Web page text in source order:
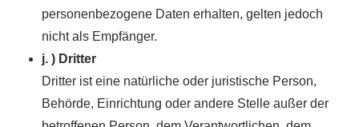
personenbezogene Daten erhalten, gelten jedoch
nicht als Empfänger.
j. ) Dritter
Dritter ist eine natürliche oder juristische Person,
Behörde, Einrichtung oder andere Stelle außer der